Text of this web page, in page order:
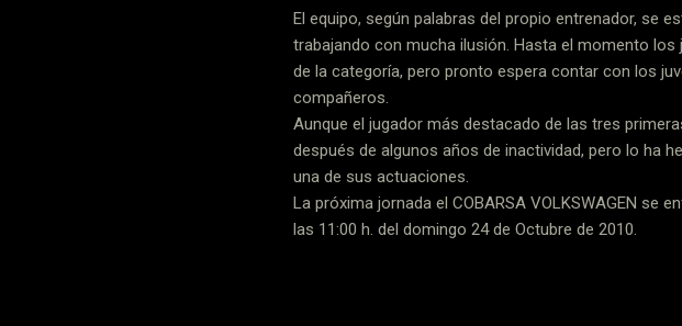
El equipo, según palabras del propio entrenador, se
trabajando con mucha ilusión. Hasta el momento
de la categoría, pero pronto espera contar con los
compañeros.
Aunque el jugador más destacado de las tres
después de algunos años de inactividad, pero lo ha
una de sus actuaciones.
La próxima jornada el COBARSA VOLKSWAGEN se
las 11:00 h. del domingo 24 de Octubre de 2010.